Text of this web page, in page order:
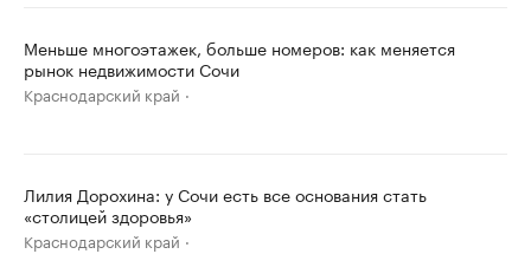
Меньше многоэтажек, больше номеров: как меняется
рынок недвижимости Сочи
Краснодарский край
Лилия Дорохина: у Сочи есть все основания стать
«столицей здоровья»
Краснодарский край